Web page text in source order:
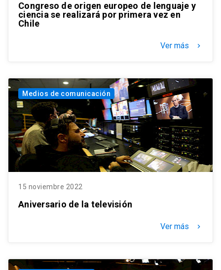
Congreso de origen europeo de lenguaje y
ciencia se realizará por primera vez en
Chile
Ver más keyboard_arrow_right
Medios de comunicación
15 noviembre 2022
Aniversario de la televisión
Ver más keyboard_arrow_right